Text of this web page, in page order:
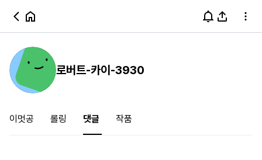
로버트-카이-3930
이멋공 롤링 댓글 작품